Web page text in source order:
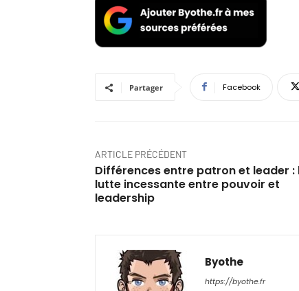
Partager Facebook
ARTICLE PRÉCÉDENT
Différences entre patron et leader :
lutte incessante entre pouvoir et
leadership
Byothe
https://byothe.fr